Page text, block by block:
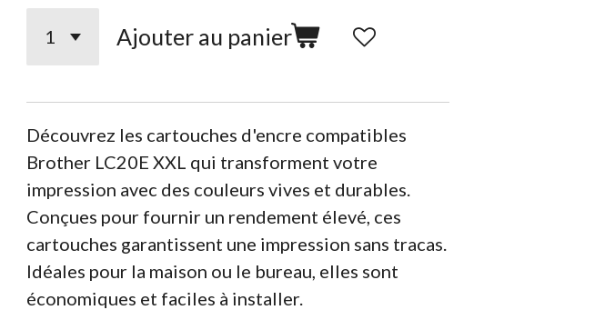
Ajouter au panier
Découvrez les cartouches d'encre compatibles
Brother LC20E XXL qui transforment votre
impression avec des couleurs vives et durables.
Conçues pour fournir un rendement élevé, ces
cartouches garantissent une impression sans tracas.
Idéales pour la maison ou le bureau, elles sont
économiques et faciles à installer.